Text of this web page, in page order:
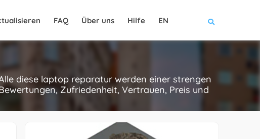
FAQ Über uns Hilfe EN
diese laptop reparatur werden einer strengen
Zufriedenheit, Vertrauen, Preis und